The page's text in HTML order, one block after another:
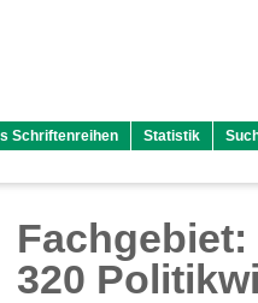
Schriftenreihen Statistik
Fachgebiet:
320